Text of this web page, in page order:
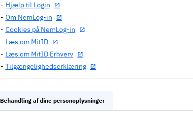
Hjælp til Login
Om NemLog-in
Cookies på NemLog-in
Læs om MitID
Læs om MitID Erhverv
Tilgængelighedserklæring
Behandling af dine personoplysninger